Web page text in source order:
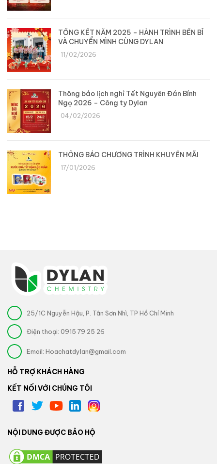
TỔNG KẾT NĂM 2025 – HÀNH TRÌNH BỀN BỈ
VÀ CHUYỂN MÌNH CÙNG DYLAN
11/02/2026
Thông báo lịch nghỉ Tết Nguyên Đán Bính
Ngọ 2026 – Công ty Dylan
04/02/2026
THÔNG BÁO CHƯƠNG TRÌNH KHUYẾN MÃI
17/01/2026
25/1C Nguyễn Hậu, P. Tân Sơn Nhì, TP Hồ Chí Minh
Điện thoại: 0915 79 25 26
Email: Hoachatdylan@gmail.com
HỖ TRỢ KHÁCH HÀNG
KẾT NỐI VỚI CHÚNG TÔI
NỘI DUNG ĐƯỢC BẢO HỘ